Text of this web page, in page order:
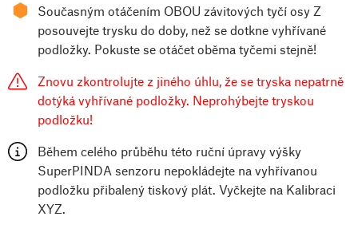
⬢
Současným otáčením OBOU závitových tyčí osy Z
posouvejte trysku do doby, než se dotkne vyhřívané
podložky. Pokuste se otáčet oběma tyčemi stejně!
Znovu zkontrolujte z jiného úhlu, že se tryska nepatrně
dotýká vyhřívané podložky. Neprohýbejte tryskou
podložku!
Během celého průběhu této ruční úpravy výšky
SuperPINDA senzoru nepokládejte na vyhřívanou
podložku přibalený tiskový plát. Vyčkejte na Kalibraci
XYZ.